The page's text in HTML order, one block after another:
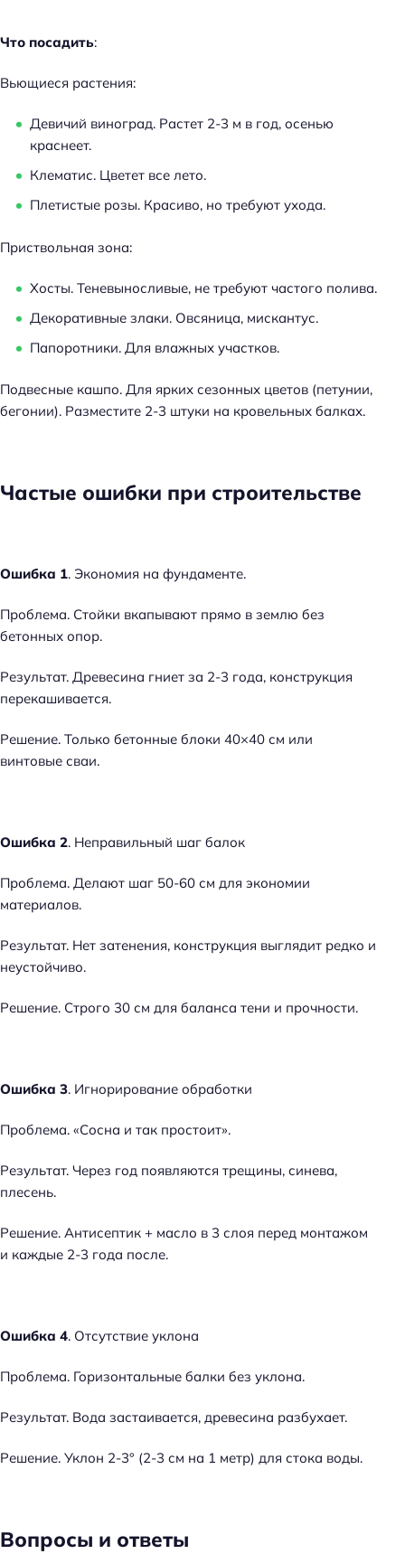
Что посадить:
Вьющиеся растения:
Девичий виноград. Растет 2-3 м в год, осенью
краснеет.
Клематис. Цветет все лето.
Плетистые розы. Красиво, но требуют ухода.
Приствольная зона:
Хосты. Теневыносливые, не требуют частого полива.
Декоративные злаки. Овсяница, мискантус.
Папоротники. Для влажных участков.
Подвесные кашпо. Для ярких сезонных цветов (петунии,
бегонии). Разместите 2-3 штуки на кровельных балках.
Частые ошибки при строительстве
Ошибка 1. Экономия на фундаменте.
Проблема. Стойки вкапывают прямо в землю без
бетонных опор.
Результат. Древесина гниет за 2-3 года, конструкция
перекашивается.
Решение. Только бетонные блоки 40×40 см или
винтовые сваи.
Ошибка 2. Неправильный шаг балок
Проблема. Делают шаг 50-60 см для экономии
материалов.
Результат. Нет затенения, конструкция выглядит редко и
неустойчиво.
Решение. Строго 30 см для баланса тени и прочности.
Ошибка 3. Игнорирование обработки
Проблема. «Сосна и так простоит».
Результат. Через год появляются трещины, синева,
плесень.
Решение. Антисептик + масло в 3 слоя перед монтажом
и каждые 2-3 года после.
Ошибка 4. Отсутствие уклона
Проблема. Горизонтальные балки без уклона.
Результат. Вода застаивается, древесина разбухает.
Решение. Уклон 2-3° (2-3 см на 1 метр) для стока воды.
Вопросы и ответы